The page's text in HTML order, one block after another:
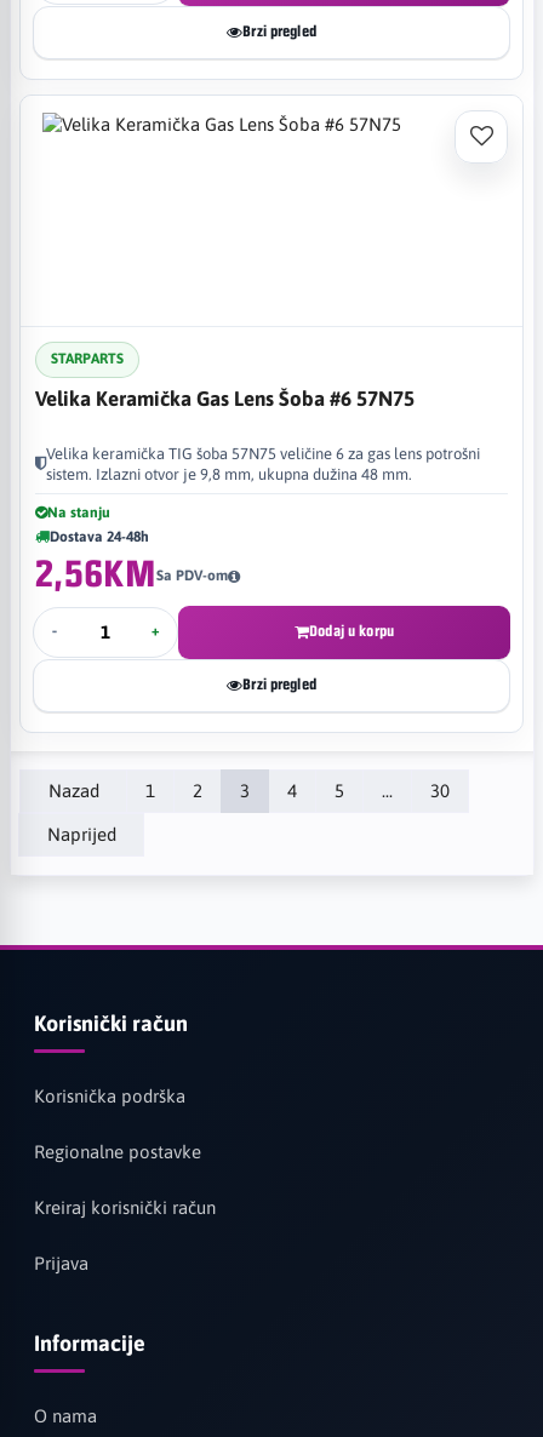
Brzi pregled
STARPARTS
Velika Keramička Gas Lens Šoba #6 57N75
Velika keramička TIG šoba 57N75 veličine 6 za gas lens potrošni
sistem. Izlazni otvor je 9,8 mm, ukupna dužina 48 mm.
Na stanju
Dostava 24-48h
2,56KMSa PDV-om
- + Dodaj u korpu
Brzi pregled
Nazad 1 2 3 4 5 ... 30
Naprijed
Korisnički račun
Korisnička podrška
Regionalne postavke
Kreiraj korisnički račun
Prijava
Informacije
O nama